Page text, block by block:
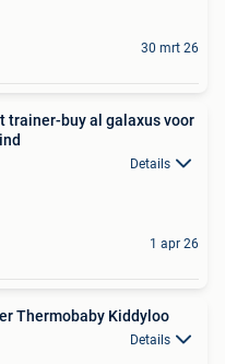
30 mrt 26
trainer-buy al galaxus voor
Details
1 apr 26
Thermobaby Kiddyloo
Details